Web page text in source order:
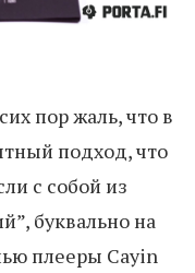
пор жаль, что в
подход, что
с собой из
буквально на
плееры Cayin